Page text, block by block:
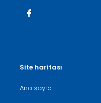
Site haritası
Ana sayfa